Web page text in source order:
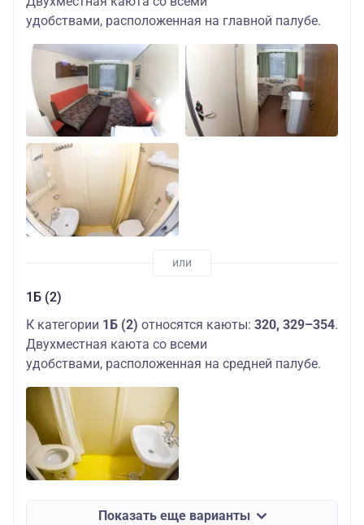
удобствами, расположенная на главной палубе.
1Б (2)
К категории 1Б (2) относятся каюты: 320, 329–354.
Двухместная каюта со всеми
удобствами, расположенная на средней палубе.
Показать еще варианты